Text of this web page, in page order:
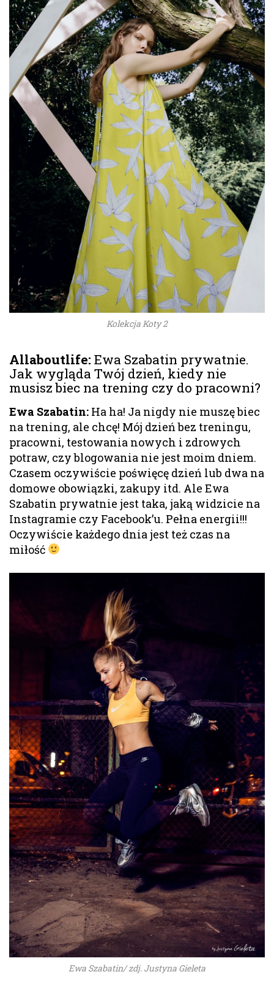
Kolekcja Koty 2
Allaboutlife: Ewa Szabatin prywatnie.
Jak wygląda Twój dzień, kiedy nie
musisz biec na trening czy do pracowni?
Ewa Szabatin: Ha ha! Ja nigdy nie muszę biec
na trening, ale chcę! Mój dzień bez treningu,
pracowni, testowania nowych i zdrowych
potraw, czy blogowania nie jest moim dniem.
Czasem oczywiście poświęcę dzień lub dwa na
domowe obowiązki, zakupy itd. Ale Ewa
Szabatin prywatnie jest taka, jaką widzicie na
Instagramie czy Facebook’u. Pełna energii!!!
Oczywiście każdego dnia jest też czas na
miłość
Ewa Szabatin/ zdj. Justyna Gieleta